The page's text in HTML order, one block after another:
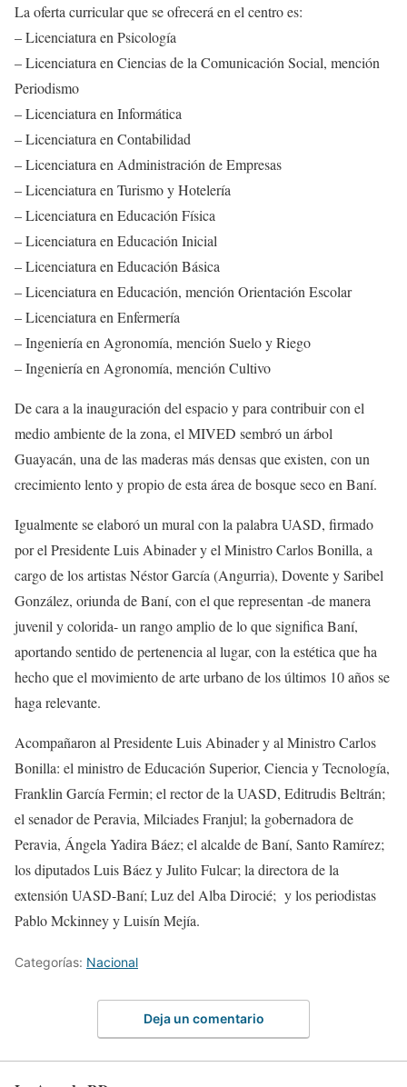
La oferta curricular que se ofrecerá en el centro es:
– Licenciatura en Psicología
– Licenciatura en Ciencias de la Comunicación Social, mención
Periodismo
– Licenciatura en Informática
– Licenciatura en Contabilidad
– Licenciatura en Administración de Empresas
– Licenciatura en Turismo y Hotelería
– Licenciatura en Educación Física
– Licenciatura en Educación Inicial
– Licenciatura en Educación Básica
– Licenciatura en Educación, mención Orientación Escolar
– Licenciatura en Enfermería
– Ingeniería en Agronomía, mención Suelo y Riego
– Ingeniería en Agronomía, mención Cultivo
De cara a la inauguración del espacio y para contribuir con el
medio ambiente de la zona, el MIVED sembró un árbol
Guayacán, una de las maderas más densas que existen, con un
crecimiento lento y propio de esta área de bosque seco en Baní.
Igualmente se elaboró un mural con la palabra UASD, firmado
por el Presidente Luis Abinader y el Ministro Carlos Bonilla, a
cargo de los artistas Néstor García (Angurria), Dovente y Saribel
González, oriunda de Baní, con el que representan -de manera
juvenil y colorida- un rango amplio de lo que significa Baní,
aportando sentido de pertenencia al lugar, con la estética que ha
hecho que el movimiento de arte urbano de los últimos 10 años se
haga relevante.
Acompañaron al Presidente Luis Abinader y al Ministro Carlos
Bonilla: el ministro de Educación Superior, Ciencia y Tecnología,
Franklin García Fermin; el rector de la UASD, Editrudis Beltrán;
el senador de Peravia, Milciades Franjul; la gobernadora de
Peravia, Ángela Yadira Báez; el alcalde de Baní, Santo Ramírez;
los diputados Luis Báez y Julito Fulcar; la directora de la
extensión UASD-Baní; Luz del Alba Dirocié; y los periodistas
Pablo Mckinney y Luisín Mejía.
Categorías: Nacional
Deja un comentario